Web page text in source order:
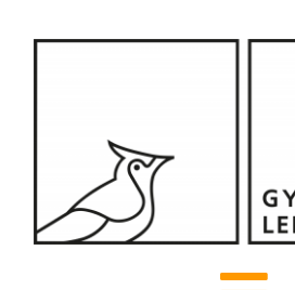
Inhalt